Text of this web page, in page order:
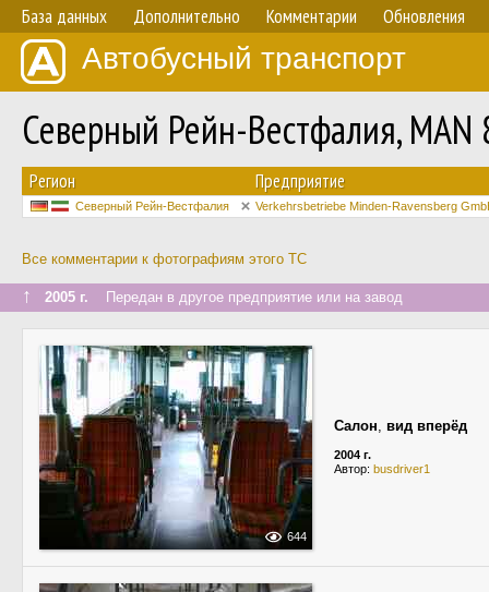
База данных Дополнительно Комментарии Обновления
Автобусный транспорт
Северный Рейн-Вестфалия,
Регион Предприятие
Северный Рейн-Вестфалия Verkehrsbetriebe Minden-Ravensberg
Все комментарии к фотографиям этого ТС
↑ 2005 г. Передан в другое предприятие или на завод
644
Салон, вид вперёд
2004 г.
Автор: busdriver1